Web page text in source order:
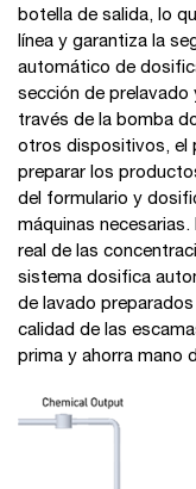
botella de salida, lo
línea y garantiza la
automático de
sección de prelavado
través de la bomba
otros dispositivos, el
preparar los
del formulario y
máquinas
real de las
sistema dosifica
de lavado
calidad de las
prima y ahorra mano